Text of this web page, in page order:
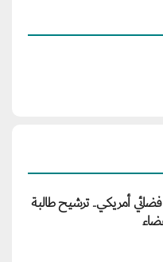
أمريكي.. ترشيح طالبة